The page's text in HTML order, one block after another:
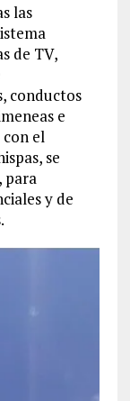
las
de TV,
conductos
e
el
se
para
y de